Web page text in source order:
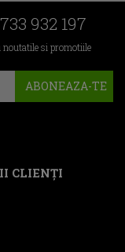
932 197
si promotiile
ABONEAZA-TE
CLIENŢI